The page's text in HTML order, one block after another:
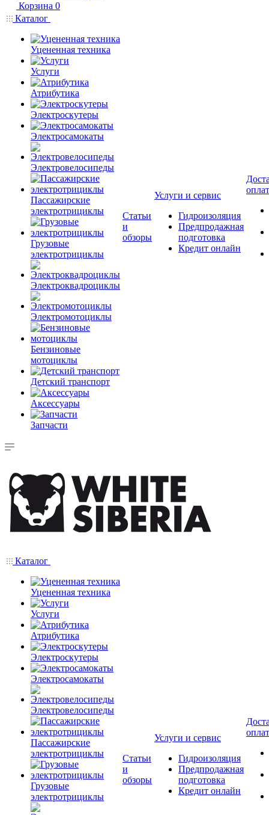
Корзина 0
Каталог
Уцененная техника
Услуги
Атрибутика
Электроскутеры
Электросамокаты
Электровелосипеды
Пассажирские
электротрициклы
Грузовые
электротрициклы
Электроквадроциклы
Электромотоциклы
Бензиновые
мотоциклы
Детский транспорт
Аксессуары
Запчасти
Статьи
и
обзоры
Услуги и сервис
Гидроизоляция
Предпродажная
подготовка
Кредит онлайн
Каталог
Уцененная техника
Услуги
Атрибутика
Электроскутеры
Электросамокаты
Электровелосипеды
Пассажирские
электротрициклы
Грузовые
электротрициклы
Статьи
и
обзоры
Услуги и сервис
Гидроизоляция
Предпродажная
подготовка
Кредит онлайн